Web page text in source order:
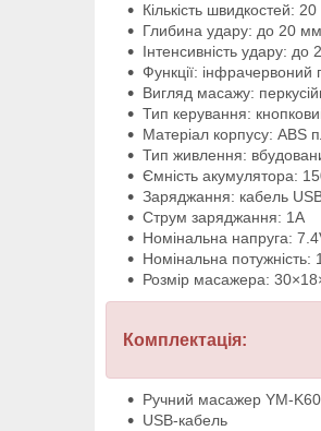
Кількість швидкостей: 20
Глибина удару: до 20 мм
Інтенсивність удару: до
Функції: інфрачервоний
Вигляд масажу:
Тип керування:
Матеріал корпусу: ABS
Тип живлення:
Ємність акумулятора:
Заряджання: кабель
Струм заряджання: 1A
Номінальна напруга:
Номінальна потужність:
Розмір масажера:
Комплектація:
Ручний масажер YM-K60
USB-кабель